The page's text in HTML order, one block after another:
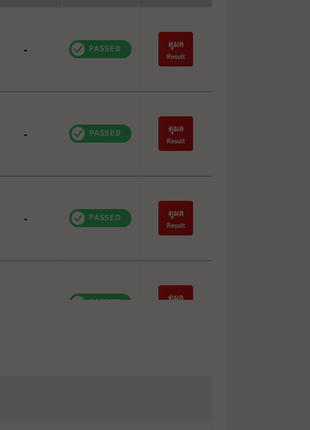
- ดูผล
Result
- ดูผล
Result
- ดูผล
Result
ดูผล